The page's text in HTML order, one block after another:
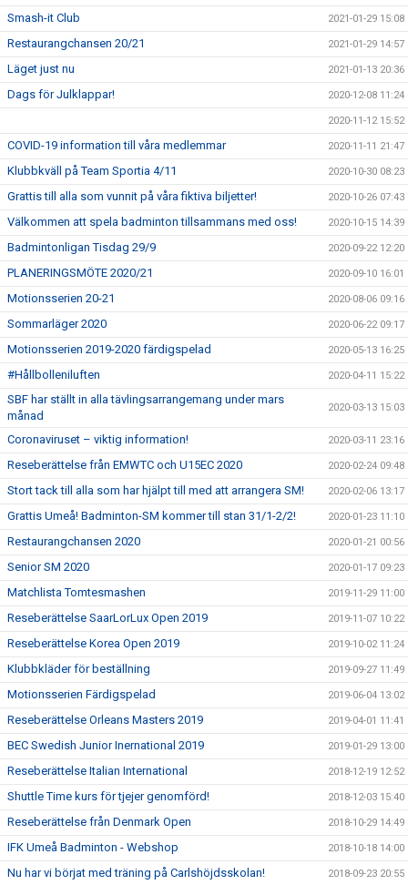
Smash-it Club 2021-01-29 15:08
Restaurangchansen 20/21 2021-01-29 14:57
Läget just nu 2021-01-13 20:36
Dags för Julklappar! 2020-12-08 11:24
2020-11-12 15:52
COVID-19 information till våra medlemmar 2020-11-11 21:47
Klubbkväll på Team Sportia 4/11 2020-10-30 08:23
Grattis till alla som vunnit på våra fiktiva biljetter! 2020-10-26 07:43
Välkommen att spela badminton tillsammans med oss! 2020-10-15 14:39
Badmintonligan Tisdag 29/9 2020-09-22 12:20
PLANERINGSMÖTE 2020/21 2020-09-10 16:01
Motionsserien 20-21 2020-08-06 09:16
Sommarläger 2020 2020-06-22 09:17
Motionsserien 2019-2020 färdigspelad 2020-05-13 16:25
#Hållbolleniluften 2020-04-11 15:22
SBF har ställt in alla tävlingsarrangemang under mars
månad
2020-03-13 15:03
Coronaviruset – viktig information! 2020-03-11 23:16
Reseberättelse från EMWTC och U15EC 2020 2020-02-24 09:48
Stort tack till alla som har hjälpt till med att arrangera SM! 2020-02-06 13:17
Grattis Umeå! Badminton-SM kommer till stan 31/1-2/2! 2020-01-23 11:10
Restaurangchansen 2020 2020-01-21 00:56
Senior SM 2020 2020-01-17 09:23
Matchlista Tomtesmashen 2019-11-29 11:00
Reseberättelse SaarLorLux Open 2019 2019-11-07 10:22
Reseberättelse Korea Open 2019 2019-10-02 11:24
Klubbkläder för beställning 2019-09-27 11:49
Motionsserien Färdigspelad 2019-06-04 13:02
Reseberättelse Orleans Masters 2019 2019-04-01 11:41
BEC Swedish Junior Inernational 2019 2019-01-29 13:00
Reseberättelse Italian International 2018-12-19 12:52
Shuttle Time kurs för tjejer genomförd! 2018-12-03 15:40
Reseberättelse från Denmark Open 2018-10-29 14:49
IFK Umeå Badminton - Webshop 2018-10-18 14:00
Nu har vi börjat med träning på Carlshöjdsskolan! 2018-09-23 20:55